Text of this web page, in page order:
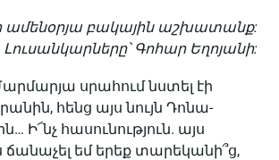
ամենօրյա բակային աշխատանք:
Լուսանկարները՝ Գոհար Եղոյանի:
սրահում նստել էի
հենց այս նույն Դոնա-
Ի՜նչ հասունություն. այս
եմ երեք տարեկանի՞ց,